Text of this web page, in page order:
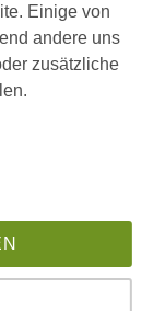
tech", in:
Bauen mit
Holz, Nr.
Einige von
andere uns
zusätzliche